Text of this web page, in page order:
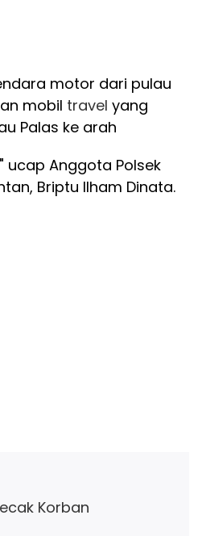
motor dari pulau
mobil travel yang
Palas ke arah
ucap Anggota Polsek
Briptu Ilham Dinata.
Korban